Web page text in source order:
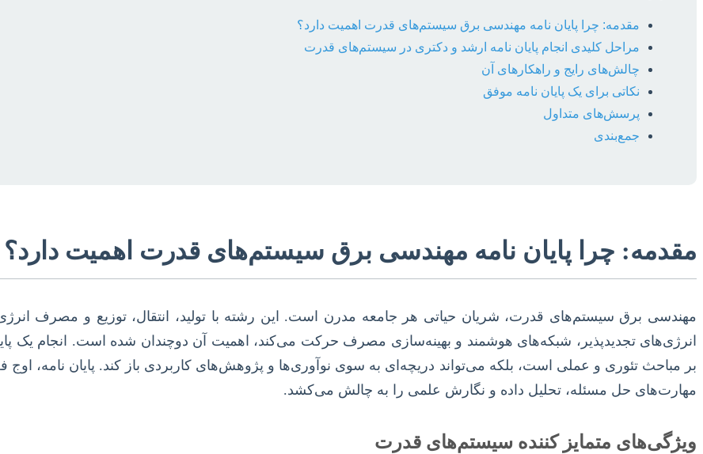
مقدمه: چرا پایان نامه مهندسی برق سیستم‌های قدرت اهمیت دارد؟
مراحل کلیدی انجام پایان نامه ارشد و دکتری در سیستم‌های قدرت
چالش‌های رایج و راهکارهای آن
نکاتی برای یک پایان نامه موفق
پرسش‌های متداول
جمع‌بندی
مقدمه: چرا پایان نامه مهندسی برق سیستم‌های قدرت اهمیت دارد؟
مهندسی برق سیستم‌های قدرت، شریان حیاتی هر جامعه مدرن است. این رشته با تولید، انتقال، توزیع و مصرف
انرژی‌های تجدیدپذیر، شبکه‌های هوشمند و بهینه‌سازی مصرف حرکت می‌کند، اهمیت آن دوچندان شده است. انجام یک
بر مباحث تئوری و عملی است، بلکه می‌تواند دریچه‌ای به سوی نوآوری‌ها و پژوهش‌های کاربردی باز کند. پایان نامه،
مهارت‌های حل مسئله، تحلیل داده و نگارش علمی را به چالش می‌کشد.
ویژگی‌های متمایز کننده سیستم‌های قدرت